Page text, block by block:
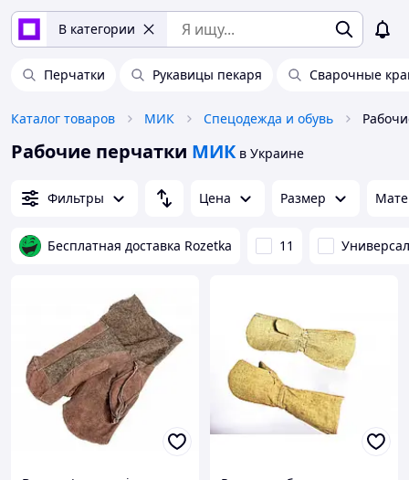
В категории
Перчатки Рукавицы пекаря Сварочные
Каталог товаров МИК Спецодежда и обувь
Рабочие перчатки МИК в Украине
Фильтры Цена Размер
Бесплатная доставка Rozetka 11